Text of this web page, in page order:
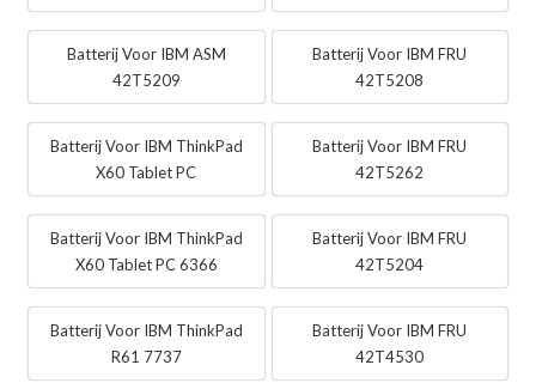
Batterij Voor IBM ASM
42T5209
Batterij Voor IBM FRU
42T5208
Batterij Voor IBM ThinkPad
X60 Tablet PC
Batterij Voor IBM FRU
42T5262
Batterij Voor IBM ThinkPad
X60 Tablet PC 6366
Batterij Voor IBM FRU
42T5204
Batterij Voor IBM ThinkPad
R61 7737
Batterij Voor IBM FRU
42T4530